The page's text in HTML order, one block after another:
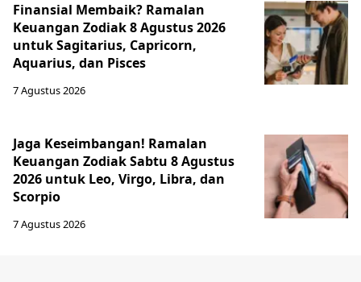
Finansial Membaik? Ramalan
Keuangan Zodiak 8 Agustus 2026
untuk Sagitarius, Capricorn,
Aquarius, dan Pisces
7 Agustus 2026
Jaga Keseimbangan! Ramalan
Keuangan Zodiak Sabtu 8 Agustus
2026 untuk Leo, Virgo, Libra, dan
Scorpio
7 Agustus 2026